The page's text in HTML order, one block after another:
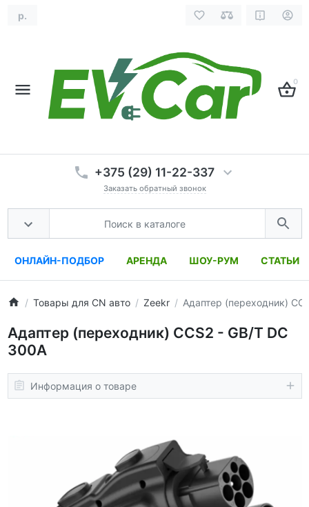
р.
0
+375 (29) 11-22-337
Заказать обратный звонок
ОНЛАЙН-ПОДБОР АРЕНДА ШОУ-РУМ СТАТЬИ
Товары для CN авто Zeekr Адаптер (переходник)
Адаптер (переходник) CCS2 - GB/T DC
300A
Информация о товаре